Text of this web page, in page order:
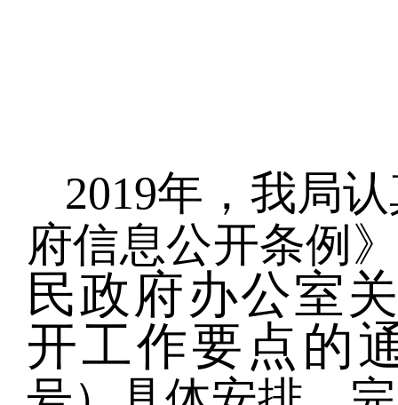
2019年，我局
府信息公开条例
民政府办公室
开工作要点的